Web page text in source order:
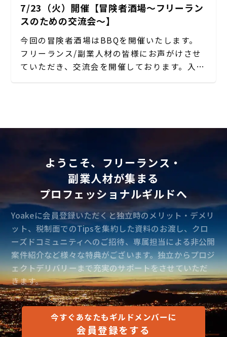
7/23（火）開催【冒険者酒場〜フリーラン
スのための交流会〜】
今回の冒険者酒場はBBQを開催いたします。
フリーランス/副業人材の皆様にお声がけさせ
ていただき、交流会を開催しております。入退
出も自由なカジュアルな会ですので、ぜひご参
ようこそ、フリーランス・
副業人材が集まる
プロフェッショナルギルドへ
Yoakeに会員登録いただくと独立時のメリット・デメリ
ット、税制面でのTipsを集約した資料のお渡し、クロ
ーズドコミュニティへのご招待、専属担当による非公開
案件紹介など様々な特典がございます。独立からプロジ
ェクトデリバリーまで充実のサポートをさせていただ
きます。
今すぐあなたもギルドメンバーに
会員登録をする